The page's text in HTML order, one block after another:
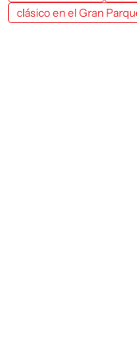
clásico en el Gran